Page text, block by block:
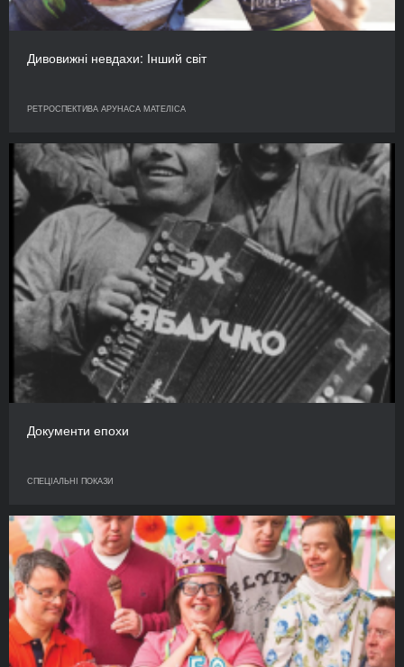
Дивовижні невдахи: Інший світ
РЕТРОСПЕКТИВА АРУНАСА МАТЕЛІСА
Документи епохи
СПЕЦІАЛЬНІ ПОКАЗИ